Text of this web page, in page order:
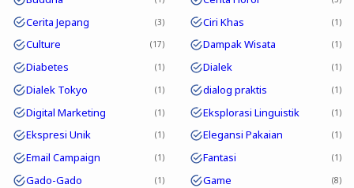
Cerita Jepang 3 Ciri Khas 1
Culture 17 Dampak Wisata 1
Diabetes 1 Dialek 1
Dialek Tokyo 1 dialog praktis 1
Digital Marketing 1 Eksplorasi Linguistik 1
Ekspresi Unik 1 Elegansi Pakaian 1
Email Campaign 1 Fantasi 1
Gado-Gado 1 Game 8